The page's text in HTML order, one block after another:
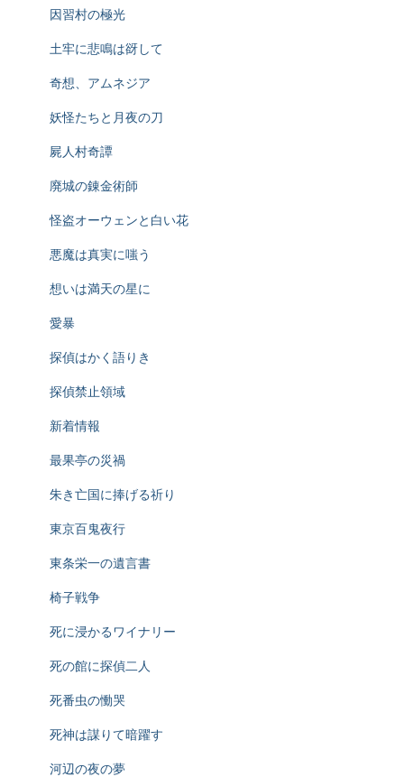
因習村の極光
土牢に悲鳴は谺して
奇想、アムネジア
妖怪たちと月夜の刀
屍人村奇譚
廃城の錬金術師
怪盗オーウェンと白い花
悪魔は真実に嗤う
想いは満天の星に
愛暴
探偵はかく語りき
探偵禁止領域
新着情報
最果亭の災禍
朱き亡国に捧げる祈り
東京百鬼夜行
東条栄一の遺言書
椅子戦争
死に浸かるワイナリー
死の館に探偵二人
死番虫の慟哭
死神は謀りて暗躍す
河辺の夜の夢